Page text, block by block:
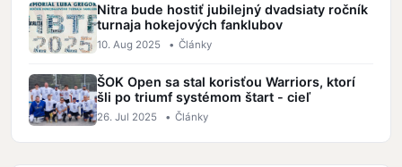
Nitra bude hostiť jubilejný dvadsiaty ročník
turnaja hokejových fanklubov
10. Aug 2025 • Články
ŠOK Open sa stal korisťou Warriors, ktorí
šli po triumf systémom štart - cieľ
26. Jul 2025 • Články